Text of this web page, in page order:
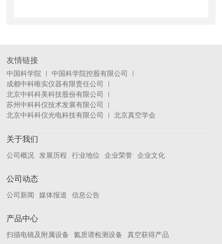
友情链接
中国科学院
中国科学院控股有限公司
成都中科唯实仪器有限责任公司
北京中科科美科技股份有限公司
苏州中科科仪技术发展有限公司
北京中科科仪光电科技有限公司
北京真空学会
关于我们
公司概况 发展历程 行业地位 企业荣誉 企业文化
公司动态
公司新闻 媒体报道 信息公告
产品中心
扫描电镜及附属设备 氦质谱检测设备 真空获得产品